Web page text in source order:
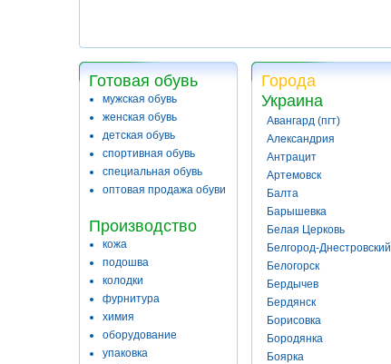
Готовая обувь
мужская обувь
женская обувь
детская обувь
спортивная обувь
специальная обувь
оптовая продажа обуви
Производство
кожа
подошва
колодки
фурнитура
химия
оборудование
упаковка
Города
Украина
Авангард (пгт)
Александрия
Антрацит
Артемовск
Балта
Барышевка
Белая Церковь
Белгород-Днестровский
Белогорск
Бердычев
Бердянск
Борисовка
Бородянка
Боярка